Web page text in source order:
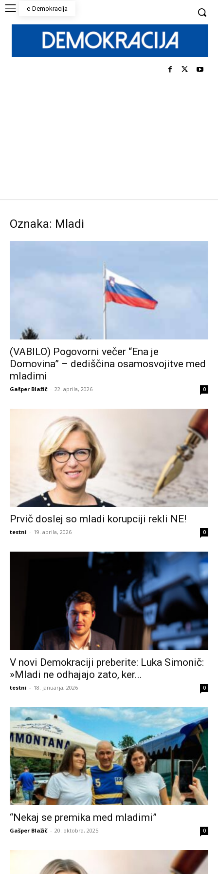
e-Demokracija
Oznaka: Mladi
(VABILO) Pogovorni večer “Ena je
Domovina” – dediščina osamosvojitve med
mladimi
Gašper Blažič - 22. aprila, 2026 0
Prvič doslej so mladi korupciji rekli NE!
testni - 19. aprila, 2026 0
V novi Demokraciji preberite: Luka Simonič:
»Mladi ne odhajajo zato, ker...
testni - 18. januarja, 2026 0
“Nekaj se premika med mladimi”
Gašper Blažič - 20. oktobra, 2025 0